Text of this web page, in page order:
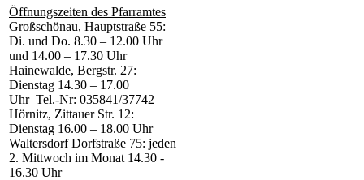
Öffnungszeiten des Pfarramtes
Großschönau, Hauptstraße 55:
Di. und Do. 8.30 – 12.00 Uhr
und 14.00 – 17.30 Uhr
Hainewalde, Bergstr. 27:
Dienstag 14.30 – 17.00
Uhr Tel.-Nr: 035841/37742
Hörnitz, Zittauer Str. 12:
Dienstag 16.00 – 18.00 Uhr
Waltersdorf Dorfstraße 75: jeden
2. Mittwoch im Monat 14.30 -
16.30 Uhr